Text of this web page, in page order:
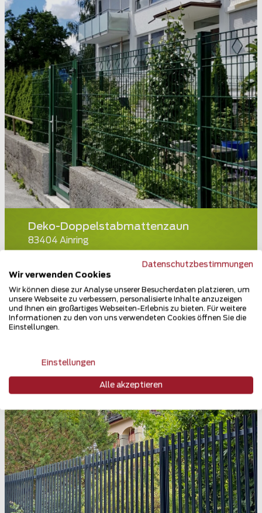
Deko-Doppelstabmattenzaun
83404 Ainring
Teilen
Datenschutzbestimmungen
Wir verwenden Cookies
Wir können diese zur Analyse unserer Besucherdaten platzieren, um
unsere Webseite zu verbessern, personalisierte Inhalte anzuzeigen
und Ihnen ein großartiges Webseiten-Erlebnis zu bieten. Für weitere
Informationen zu den von uns verwendeten Cookies öffnen Sie die
Einstellungen.
Einstellungen
Alle akzeptieren